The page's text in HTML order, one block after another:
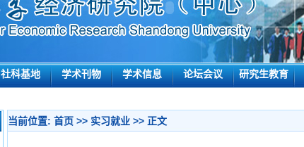
社科基地 学术刊物 学术信息 论坛会议 研究生教育
当前位置: 首页 >> 实习就业 >> 正文